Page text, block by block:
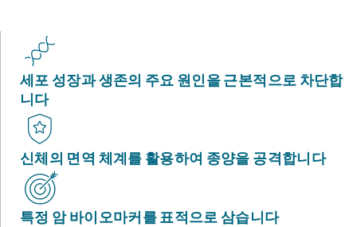
세포 성장과 생존의 주요 원인을 근본적으로 차단합
니다
신체의 면역 체계를 활용하여 종양을 공격합니다
특정 암 바이오마커를 표적으로 삼습니다